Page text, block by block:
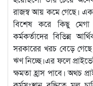
রাজস্ব আয় কমে গেছে।
বিশেষ করে কিছু মেগা
কর্মকর্তাদের বিভিন্ন
সরকারের খরচ বেড়ে
ঋণ নিচ্ছে।এর ফলে
ক্ষমতা হ্রাস পাবে। অথচ